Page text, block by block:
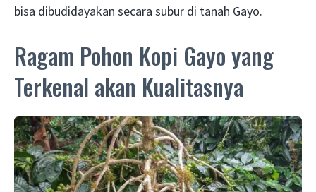
bisa dibudidayakan secara subur di tanah Gayo.
Ragam Pohon Kopi Gayo yang
Terkenal akan Kualitasnya